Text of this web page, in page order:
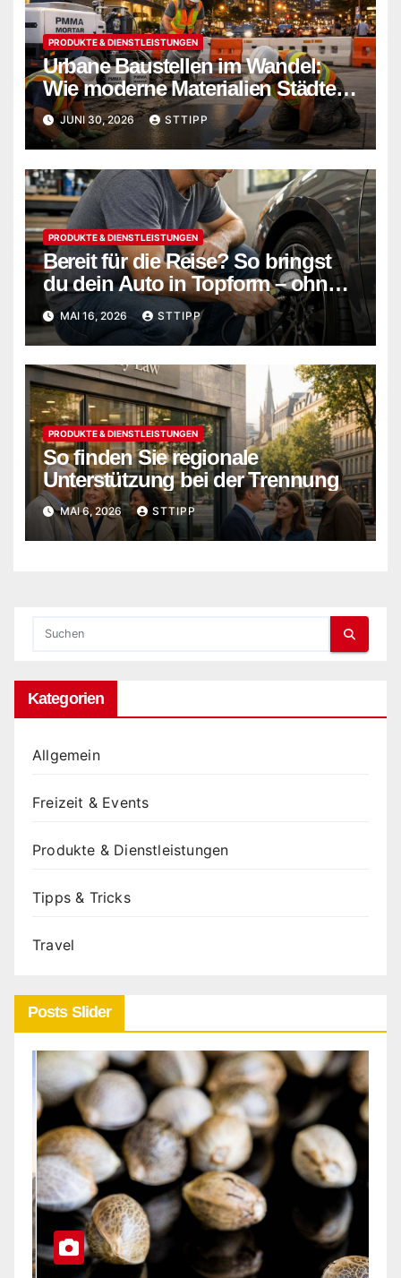
PRODUKTE & DIENSTLEISTUNGEN
Urbane Baustellen im Wandel:
Wie moderne Materialien Städte
sicherer und nachhaltiger
machen
JUNI 30, 2026 STTIPP
PRODUKTE & DIENSTLEISTUNGEN
Bereit für die Reise? So bringst
du dein Auto in Topform – ohne
teure Werkstattbesuche
MAI 16, 2026 STTIPP
PRODUKTE & DIENSTLEISTUNGEN
So finden Sie regionale
Unterstützung bei der Trennung
MAI 6, 2026 STTIPP
Kategorien
Allgemein
Freizeit & Events
Produkte & Dienstleistungen
Tipps & Tricks
Travel
Posts Slider